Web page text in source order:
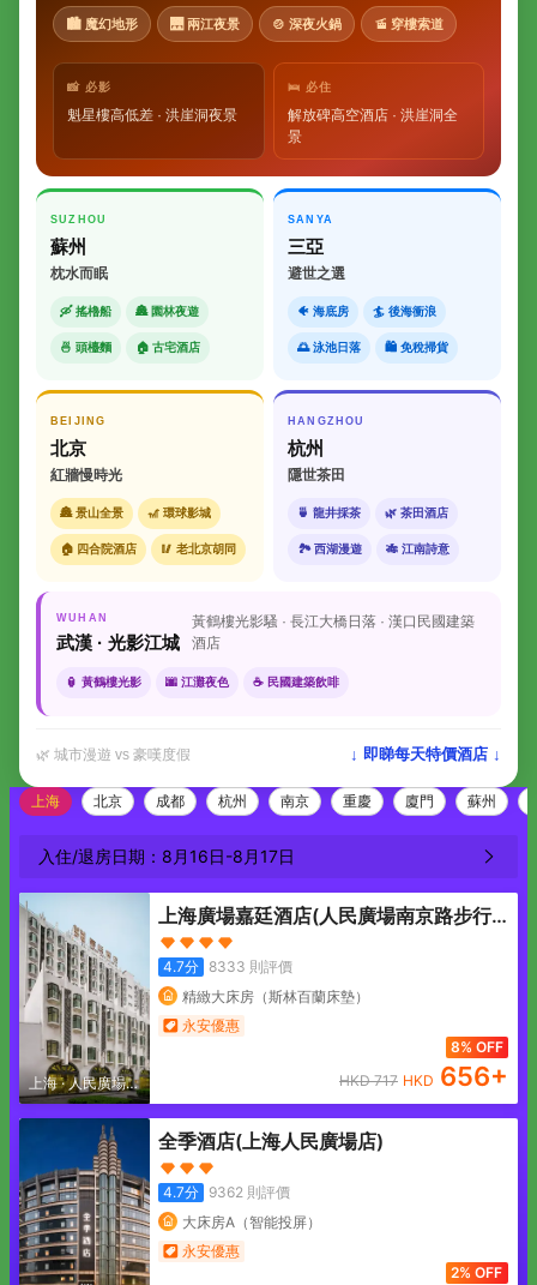
🏙 魔幻地形 🌉 兩江夜景 🍲 深夜火鍋 🚡 穿樓索道
📸 必影
魁星樓高低差 · 洪崖洞夜景
🛌 必住
解放碑高空酒店 · 洪崖洞全
景
SUZHOU
蘇州
枕水而眠
🛶 搖櫓船 🏯 園林夜遊
🍜 頭檯麵 🏠 古宅酒店
SANYA
三亞
避世之選
🐠 海底房 🏄 後海衝浪
🌅 泳池日落 🛍 免稅掃貨
BEIJING
北京
紅牆慢時光
🏯 景山全景 🎢 環球影城
🏠 四合院酒店 🥢 老北京胡同
HANGZHOU
杭州
隱世茶田
🍵 龍井採茶 🌿 茶田酒店
🏞 西湖漫遊 🎋 江南詩意
WUHAN
武漢 · 光影江城
黃鶴樓光影騷 · 長江大橋日落 · 漢口民國建築
酒店
🏮 黃鶴樓光影 🌆 江灘夜色 ☕ 民國建築飲啡
🌿 城市漫遊 vs 豪嘆度假 ↓ 即睇每天特價酒店 ↓
上海 北京 成都 杭州 南京 重慶 廈門 蘇州
入住/退房日期： 8月16日-8月17日
上海·人民廣場地
區
上海廣場嘉廷酒店(人民廣場南京路步行
街店)
4.7分 8333 則評價
精緻大床房（斯林百蘭床墊）
永安優惠
8% OFF
HKD717 HKD 656+
全季酒店(上海人民廣場店)
4.7分 9362則評價
大床房A（智能投屏）
永安優惠
2% OFF